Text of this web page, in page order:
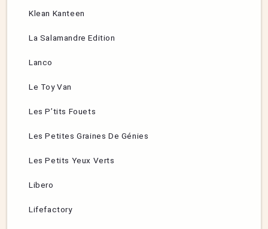
Klean Kanteen
La Salamandre Edition
Lanco
Le Toy Van
Les P’tits Fouets
Les Petites Graines De Génies
Les Petits Yeux Verts
Libero
Lifefactory